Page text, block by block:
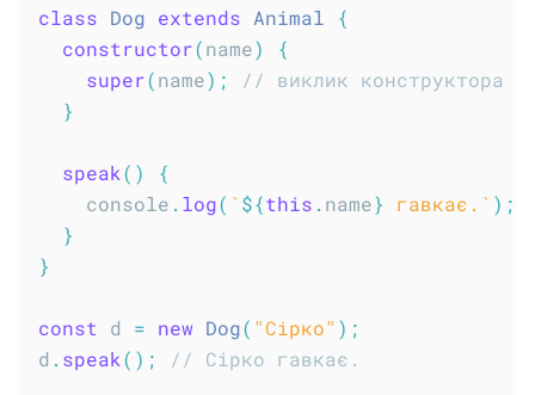
class Dog extends Animal
{
constructor(name)
{
super(name) ;
// виклик конструктора
}
speak( )
{
    console
. log( ` ${this . name} гавкає. ` ) ;
}
}
const d = new Dog( "Сірко" ) ;
d . speak( ) ; // Сірко гавкає.